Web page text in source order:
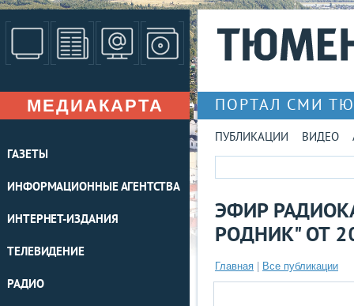
МЕДИАКАРТА
ГАЗЕТЫ
ИНФОРМАЦИОННЫЕ АГЕНТСТВА
ИНТЕРНЕТ-ИЗДАНИЯ
ТЕЛЕВИДЕНИЕ
РАДИО
ПОРТАЛ СМИ
ПУБЛИКАЦИИ ВИДЕО
ЭФИР
РОДНИК" ОТ
Главная Все публикации